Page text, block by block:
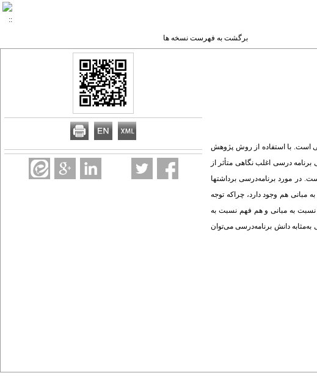
برگشت به فهرست نسخه ها
است. با استفاده از روش پژوهش
درسی اغلب نگاهی متأثر از
در مورد برنامه‌­درسی برداشتها
مبانی هم وجود دارد، چراکه توجه
نسبت به مبانی و هم فهم نسبت به
دانش برنامه‌درسی می­‌توان